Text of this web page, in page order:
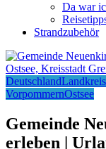
Da war
Strandzubehör
Deutschland
VorpommernOstsee
Gemeinde
erleben |